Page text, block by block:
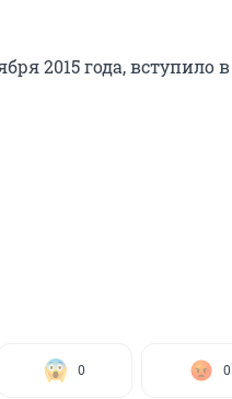
2015 года, вступило
0 0